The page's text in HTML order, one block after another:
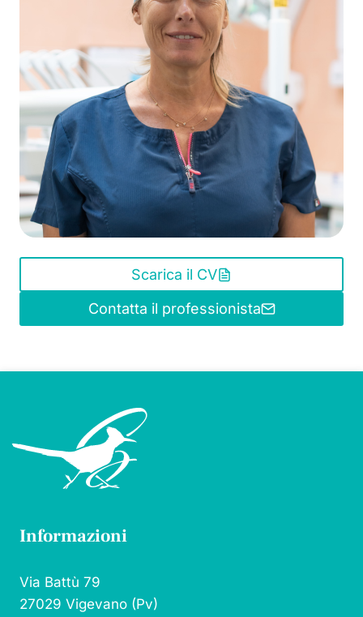
Scarica il CV
Contatta il professionista
Informazioni
Via Battù 79
27029 Vigevano (Pv)